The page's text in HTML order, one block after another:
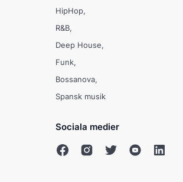
HipHop
R&B
Deep House
Funk
Bossanova
Spansk musik
Sociala medier